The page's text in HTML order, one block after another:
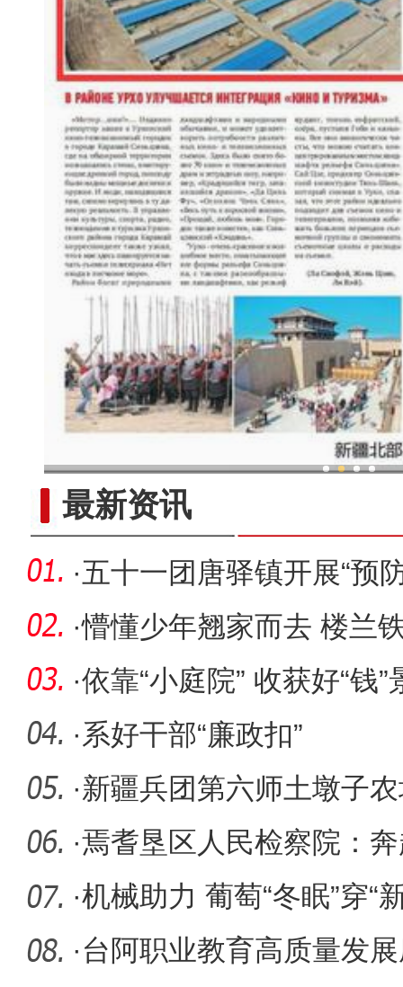
最新资讯
·五十一团唐驿镇开展“预
防安全
·懵懂少年翘家而去 楼兰
·依靠“小庭院” 收获好“钱”
·系好干部“廉政扣”
·新疆兵团第六师土墩子
桥经验
·焉耆垦区人民检察院：
地”，
·机械助力 葡萄“冬眠”穿“
·台阿职业教育高质量发